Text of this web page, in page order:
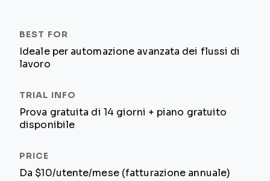
Ideale per automazione avanzata dei flussi di
lavoro
Prova gratuita di 14 giorni + piano gratuito
disponibile
Da $10/utente/mese (fatturazione annuale)